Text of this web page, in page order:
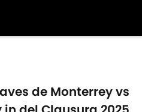
de Monterrey vs